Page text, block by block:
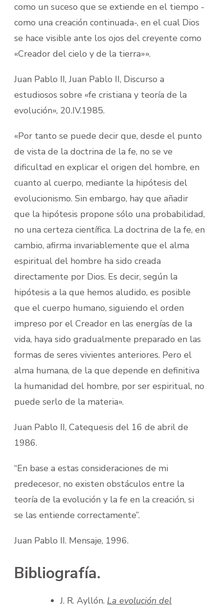
como un suceso que se extiende en el tiempo -
como una creación continuada-, en el cual Dios
se hace visible ante los ojos del creyente como
«Creador del cielo y de la tierra»».
Juan Pablo II, Juan Pablo II, Discurso a
estudiosos sobre «fe cristiana y teoría de la
evolución», 20.IV.1985.
«Por tanto se puede decir que, desde el punto
de vista de la doctrina de la fe, no se ve
dificultad en explicar el origen del hombre, en
cuanto al cuerpo, mediante la hipótesis del
evolucionismo. Sin embargo, hay que añadir
que la hipótesis propone sólo una probabilidad,
no una certeza científica. La doctrina de la fe, en
cambio, afirma invariablemente que el alma
espiritual del hombre ha sido creada
directamente por Dios. Es decir, según la
hipótesis a la que hemos aludido, es posible
que el cuerpo humano, siguiendo el orden
impreso por el Creador en las energías de la
vida, haya sido gradualmente preparado en las
formas de seres vivientes anteriores. Pero el
alma humana, de la que depende en definitiva
la humanidad del hombre, por ser espiritual, no
puede serlo de la materia».
Juan Pablo II, Catequesis del 16 de abril de
1986.
“En base a estas consideraciones de mi
predecesor, no existen obstáculos entre la
teoría de la evolución y la fe en la creación, si
se las entiende correctamente”.
Juan Pablo II. Mensaje, 1996.
Bibliografía.
J. R. Ayllón. La evolución del